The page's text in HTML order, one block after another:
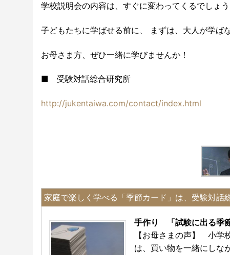
学校説明会の内容は、すぐに変わってくるでしょう
子どもたちに学ばせる前に、 まずは、大人が学ば
お母さま方、ぜひ一緒に学びませんか！
■ 受験対話総合研究所
http://jukentaiwa.com/contact/index.html
家庭で楽しく学べる「季節カード」は、受験対話
手作り 「試験に出る季
【お母さまの声】 小学
は、買い物を一緒にしな